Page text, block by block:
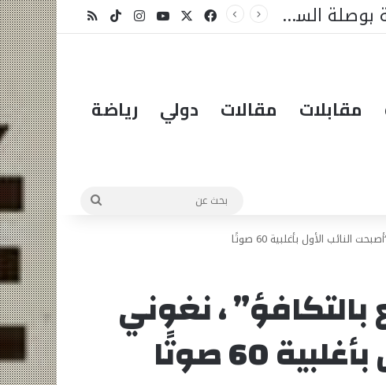
كل شيء فيسبوكيوتيوبانستقرام
‫TikTokملخص الموقع RSS
مقابلات مقالات دولي رياضة
بحث
الأول بأغلبية 60 صوتًا
، نغوني
60 صوتًا